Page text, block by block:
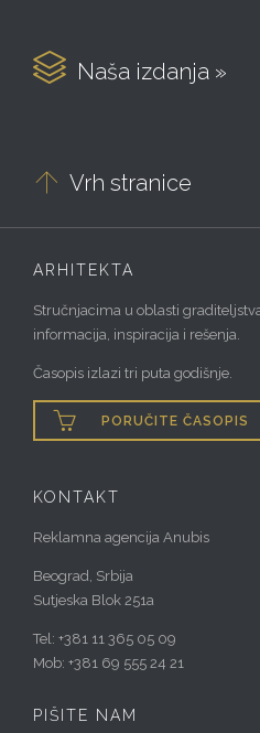
 Naša izdanja »
 Vrh stranice
ARHITEKTA
Stručnjacima u oblasti
informacija, inspiracija i rešenja.
Časopis izlazi tri puta godišnje.
 PORUČITE ČASOPIS
KONTAKT
Reklamna agencija Anubis
Beograd, Srbija
Sutjeska Blok 251a
Tel: +381 11 365 05 09
Mob: +381 69 555 24 21
PIŠITE NAM